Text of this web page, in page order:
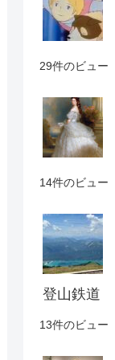
29件のビュー
14件のビュー
登山鉄道
13件のビュー